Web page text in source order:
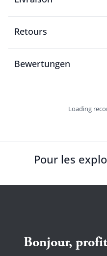
Retours
Bewertungen
Loading
Pour les
Bonjour,